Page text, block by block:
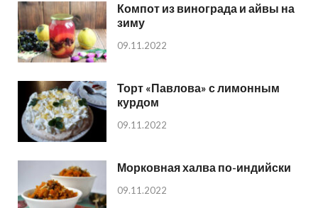
Компот из винограда и айвы на
зиму
09.11.2022
Торт «Павлова» с лимонным
курдом
09.11.2022
Морковная халва по-индийски
09.11.2022